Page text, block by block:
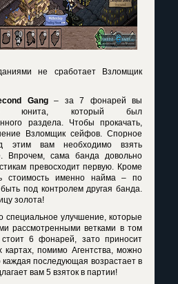
не сработает Взломщик
Gang
– за 7 фонарей вы
юнита, который был
раздела. Чтобы прокачать,
Взломщик сейфов. Спорное
этим вам необходимо взять
Впрочем, сама банда довольно
превосходит первую. Кроме
стоимость именно найма – по
под контролем другая банда.
золота!
специальное улучшение, которые
рассмотренными ветками в том
6 фонарей, зато приносит
картах, помимо Агентства, можно
каждая последующая возрастает в
вам 5 взяток в партии!